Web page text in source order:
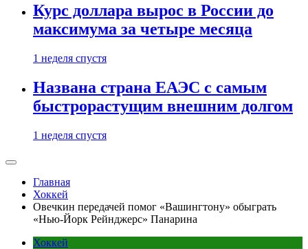
Курс доллара вырос в России до
максимума за четыре месяца
1 неделя спустя
Названа страна ЕАЭС с самым
быстрорастущим внешним долгом
1 неделя спустя
Главная
Хоккей
Овечкин передачей помог «Вашингтону» обыграть
«Нью-Йорк Рейнджерс» Панарина
Хоккей